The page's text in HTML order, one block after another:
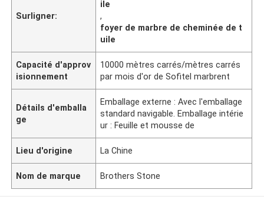
Surligner:
ile
,
foyer de marbre de cheminée de t
uile
Capacité d'approv
isionnement
10000 mètres carrés/mètres carrés
par mois d'or de Sofitel marbrent
Détails d'emballa
ge
Emballage externe : Avec l'emballage
standard navigable. Emballage intérie
ur : Feuille et mousse de
Lieu d'origine La Chine
Nom de marque Brothers Stone